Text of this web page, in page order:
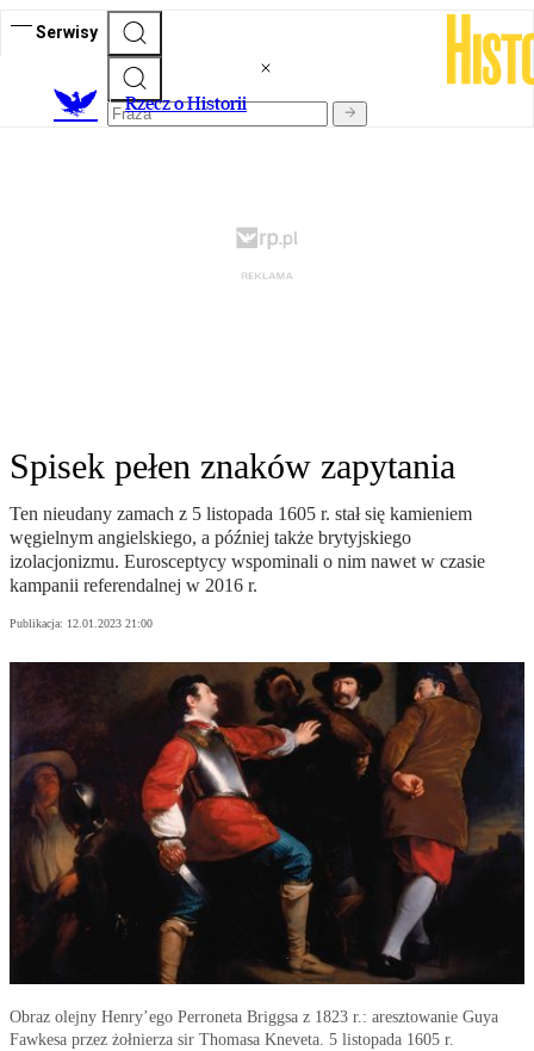
Serwisy
Rzecz o Historii
Spisek pełen znaków zapytania
Ten nieudany zamach z 5 listopada 1605 r. stał się kamieniem
węgielnym angielskiego, a później także brytyjskiego
izolacjonizmu. Eurosceptycy wspominali o nim nawet w czasie
kampanii referendalnej w 2016 r.
Publikacja: 12.01.2023 21:00
Obraz olejny Henry’ego Perroneta Briggsa z 1823 r.: aresztowanie Guya
Fawkesa przez żołnierza sir Thomasa Kneveta. 5 listopada 1605 r.